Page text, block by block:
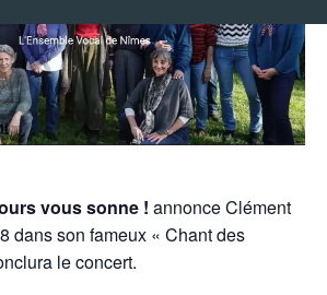
vous sonne ! annonce Clément
dans son fameux « Chant des
le concert.